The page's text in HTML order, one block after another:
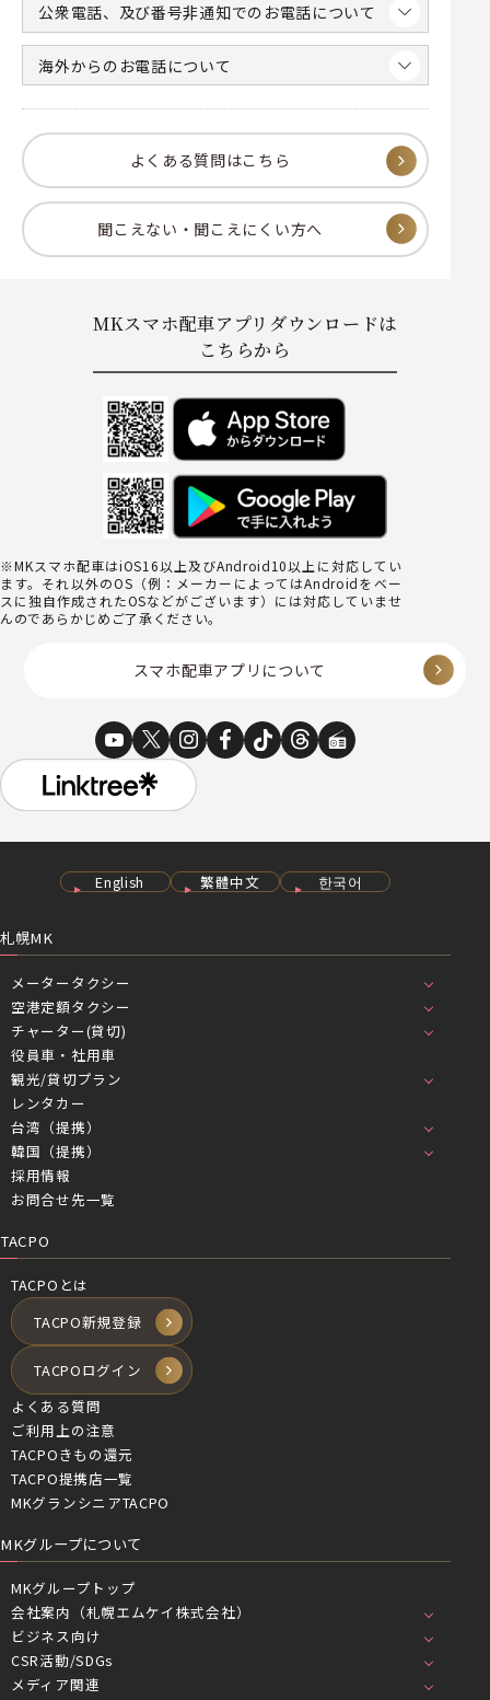
公衆電話、及び番号非通知でのお電話について
海外からのお電話について
よくある質問はこちら
聞こえない・聞こえにくい方へ
MKスマホ配車アプリダウンロードは
こちらから
※MKスマホ配車はiOS16以上及びAndroid10以上に対応してい
ます。それ以外のOS（例：メーカーによってはAndroidをベー
スに独自作成されたOSなどがございます）には対応していませ
んのであらかじめご了承ください。
スマホ配車アプリについて
English 繁體中文 한국어
札幌MK
メータータクシー
空港定額タクシー
チャーター(貸切)
役員車・社用車
観光/貸切プラン
レンタカー
台湾（提携）
韓国（提携）
採用情報
お問合せ先一覧
TACPO
TACPOとは
TACPO新規登録
TACPOログイン
よくある質問
ご利用上の注意
TACPOきもの還元
TACPO提携店一覧
MKグランシニアTACPO
MKグループについて
MKグループトップ
会社案内（札幌エムケイ株式会社）
ビジネス向け
CSR活動/SDGs
メディア関連